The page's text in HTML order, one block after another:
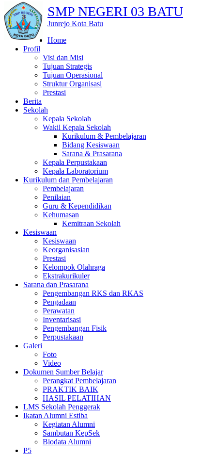
SMP NEGERI 03 BATU
Junrejo Kota Batu
Home
Profil
Visi dan Misi
Tujuan Strategis
Tujuan Operasional
Struktur Organisasi
Prestasi
Berita
Sekolah
Kepala Sekolah
Wakil Kepala Sekolah
Kurikulum & Pembelajaran
Bidang Kesiswaan
Sarana & Prasarana
Kepala Perpustakaan
Kepala Laboratorium
Kurikulum dan Pembelajaran
Pembelajaran
Penilaian
Guru & Kependidikan
Kehumasan
Kemitraan Sekolah
Kesiswaan
Kesiswaan
Keorganisasian
Prestasi
Kelompok Olahraga
Ekstrakurikuler
Sarana dan Prasarana
Pengembangan RKS dan RKAS
Pengadaan
Perawatan
Inventarisasi
Pengembangan Fisik
Perpustakaan
Galeri
Foto
Video
Dokumen Sumber Belajar
Perangkat Pembelajaran
PRAKTIK BAIK
HASIL PELATIHAN
LMS Sekolah Penggerak
Ikatan Alumni Estiba
Kegiatan Alumni
Sambutan KepSek
Biodata Alumni
P5